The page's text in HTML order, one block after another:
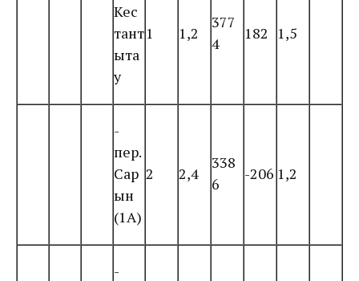
Кес
тант
ыта
у
1 1,2
377
4
182 1,5
-
пер.
Сар
ын
(1А)
2 2,4
338
6
-206 1,2
-